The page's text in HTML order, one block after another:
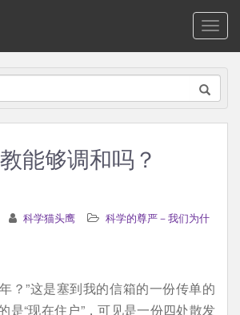
能够调和吗？
科学猫头鹰
科学的尊严－我们为什
？”这是塞到我的信箱的一份传单的
是“现在住户”，可见是一份四处散发